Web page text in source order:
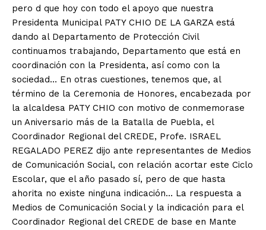
pero d que hoy con todo el apoyo que nuestra
Presidenta Municipal PATY CHIO DE LA GARZA está
dando al Departamento de Protección Civil
continuamos trabajando, Departamento que está en
coordinación con la Presidenta, así como con la
sociedad… En otras cuestiones, tenemos que, al
término de la Ceremonia de Honores, encabezada por
la alcaldesa PATY CHIO con motivo de conmemorase
un Aniversario más de la Batalla de Puebla, el
Coordinador Regional del CREDE, Profe. ISRAEL
REGALADO PEREZ dijo ante representantes de Medios
de Comunicación Social, con relación acortar este Ciclo
Escolar, que el año pasado sí, pero de que hasta
ahorita no existe ninguna indicación… La respuesta a
Medios de Comunicación Social y la indicación para el
Coordinador Regional del CREDE de base en Mante